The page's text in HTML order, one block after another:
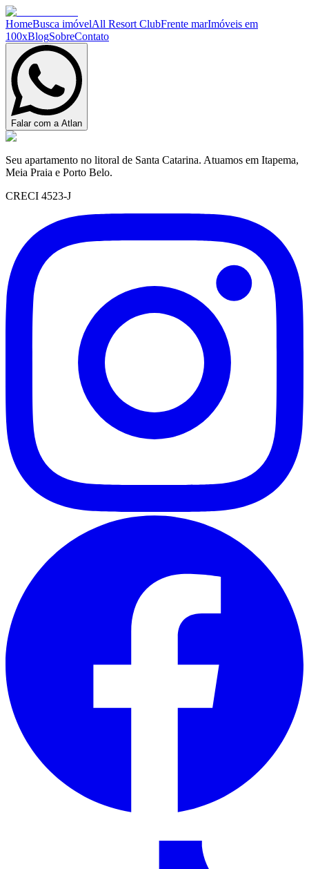
HomeBusca imóvelAll Resort ClubFrente marImóveis em
100xBlogSobreContato
Falar com a Atlan
Seu apartamento no litoral de Santa Catarina. Atuamos em Itapema,
Meia Praia e Porto Belo.
CRECI 4523-J